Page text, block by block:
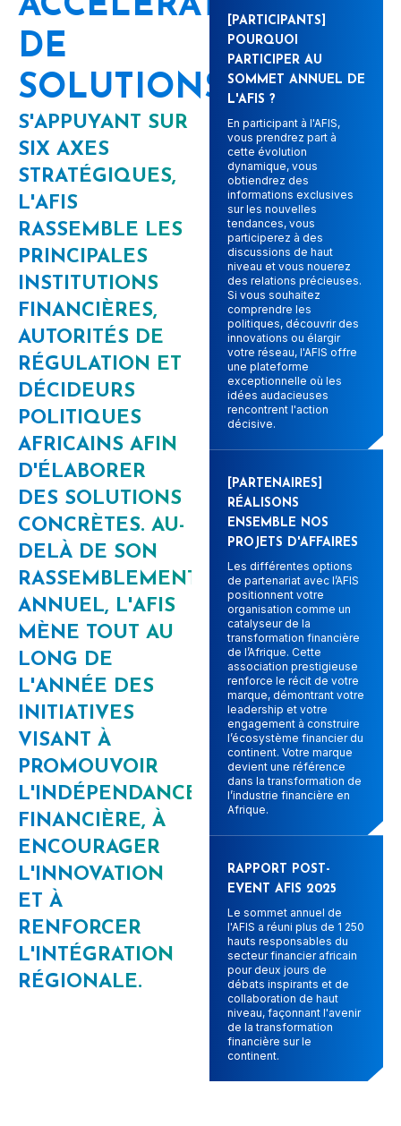
DE
SOLUTIONS
S'APPUYANT SUR
SIX AXES
STRATÉGIQUES,
L'AFIS
RASSEMBLE LES
PRINCIPALES
INSTITUTIONS
FINANCIÈRES,
AUTORITÉS DE
RÉGULATION ET
DÉCIDEURS
POLITIQUES
AFRICAINS AFIN
D'ÉLABORER
DES SOLUTIONS
CONCRÈTES. AU-
DELÀ DE SON
RASSEMBLEMENT
ANNUEL, L'AFIS
MÈNE TOUT AU
LONG DE
L'ANNÉE DES
INITIATIVES
VISANT À
PROMOUVOIR
L'INDÉPENDANCE
FINANCIÈRE, À
ENCOURAGER
L'INNOVATION
ET À
RENFORCER
L'INTÉGRATION
RÉGIONALE.
[PARTICIPANTS]
POURQUOI
PARTICIPER AU
SOMMET ANNUEL DE
L'AFIS ?
En participant à l'AFIS,
vous prendrez part à
cette évolution
dynamique, vous
obtiendrez des
informations exclusives
sur les nouvelles
tendances, vous
participerez à des
discussions de haut
niveau et vous nouerez
des relations précieuses.
Si vous souhaitez
comprendre les
politiques, découvrir des
innovations ou élargir
votre réseau, l'AFIS offre
une plateforme
exceptionnelle où les
idées audacieuses
rencontrent l'action
décisive.
[PARTENAIRES]
RÉALISONS
ENSEMBLE NOS
PROJETS D'AFFAIRES
Les différentes options
de partenariat avec l’AFIS
positionnent votre
organisation comme un
catalyseur de la
transformation financière
de l’Afrique. Cette
association prestigieuse
renforce le récit de votre
marque, démontrant votre
leadership et votre
engagement à construire
l’écosystème financier du
continent. Votre marque
devient une référence
dans la transformation de
l’industrie financière en
Afrique.
RAPPORT POST-
EVENT AFIS 2025
Le sommet annuel de
l'AFIS a réuni plus de 1 250
hauts responsables du
secteur financier africain
pour deux jours de
débats inspirants et de
collaboration de haut
niveau, façonnant l'avenir
de la transformation
financière sur le
continent.